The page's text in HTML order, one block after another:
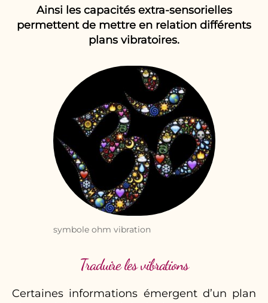
Ainsi les capacités extra-sensorielles
permettent de mettre en relation différents
plans vibratoires.
symbole ohm vibration
Traduire les vibrations
Certaines informations émergent d’un plan